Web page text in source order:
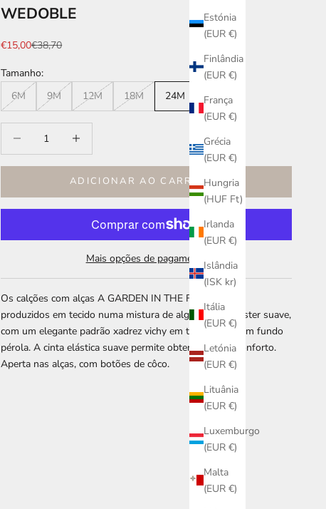
Estónia
(EUR €)
Finlândia
(EUR €)
França
(EUR €)
Grécia
(EUR €)
Hungria
(HUF Ft)
Irlanda
(EUR €)
Islândia
(ISK kr)
Itália
(EUR €)
Letónia
(EUR €)
Lituânia
(EUR €)
Luxemburgo
(EUR €)
Malta
(EUR €)
WEDOBLE
Preço promocional
€15,00Preço normal
€38,70
Tamanho:
6M
9M 12M 18M 24M 36M
ADICIONAR AO CARRINHO
Mais opções de pagamento
Os calções com alças A GARDEN IN THE FOREST são
produzidos em tecido numa mistura de algodão e poliester suave,
com um elegante padrão xadrez vichy em tons verdes em fundo
pérola. A cinta elástica suave permite obter o melhor conforto.
Aperta nas alças, com botões de côco.